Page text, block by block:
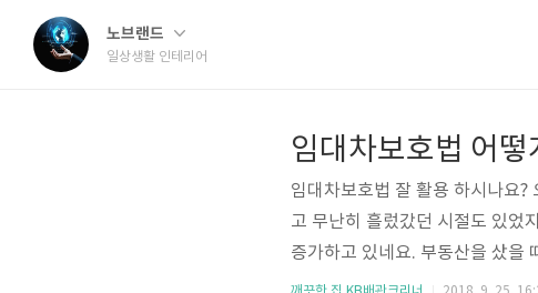
노브랜드
일상생활 인테리어
임대차보호법 어떻
임대차보호법 잘 활용 하시나요?
고 무난히 흘렀갔던 시절도 있었
증가하고 있네요. 부동산을 샀을
다. 즉 팔지 못해 집이 2채 이상이